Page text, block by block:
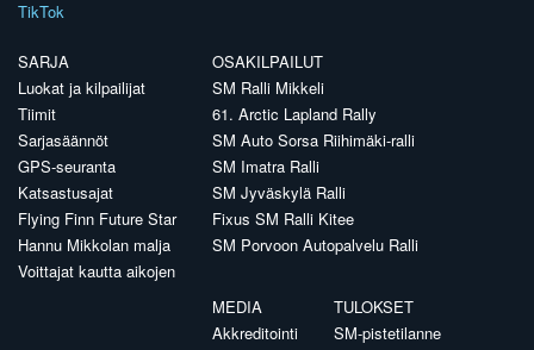
TikTok
SARJA
Luokat ja kilpailijat
Tiimit
Sarjasäännöt
GPS-seuranta
Katsastusajat
Flying Finn Future Star
Hannu Mikkolan malja
Voittajat kautta aikojen
OSAKILPAILUT
SM Ralli Mikkeli
61. Arctic Lapland Rally
SM Auto Sorsa Riihimäki-ralli
SM Imatra Ralli
SM Jyväskylä Ralli
Fixus SM Ralli Kitee
SM Porvoon Autopalvelu Ralli
MEDIA
Akkreditointi
TULOKSET
SM-pistetilanne